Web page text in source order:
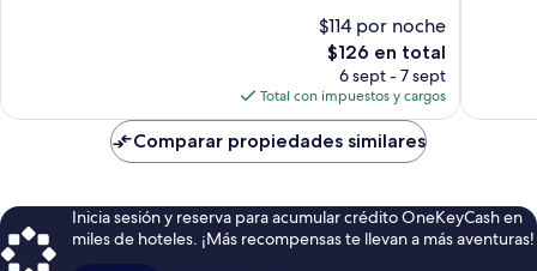
$114 por noche
El
precio
actual
es
de
$126
$126 en total
6 sept - 7 sept
Total con impuestos y cargos
Comparar propiedades similares
Inicia sesión y reserva para acumular crédito OneKeyCash en
miles de hoteles. ¡Más recompensas te llevan a más aventuras!